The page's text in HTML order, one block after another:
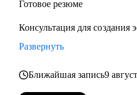
Готовое резюме
Консультация для создания
Развернуть
Ближайшая запись9